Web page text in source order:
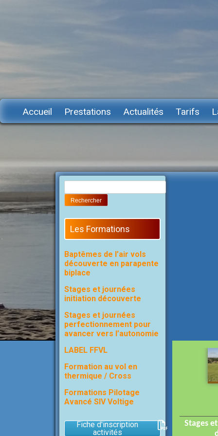
Accueil Prestations Actualités Tarifs
Stages
Rechercher :
Les Formations
Baptêmes de l’air vols
découverte en parapente
biplace
Stages et journées
initiation découverte
Stages et journées
perfectionnement pour
avancer vers l’autonomie
LABEL FFVL
Formation au vol en
thermique / Cross
Formations Pilotage
Avancé SIV Voltige
Fiche d'inscription
activités